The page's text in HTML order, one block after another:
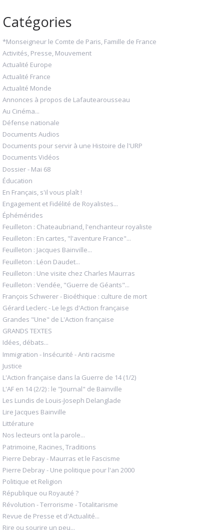
Catégories
*Monseigneur le Comte de Paris, Famille de France
Activités, Presse, Mouvement
Actualité Europe
Actualité France
Actualité Monde
Annonces à propos de Lafautearousseau
Au Cinéma...
Défense nationale
Documents Audios
Documents pour servir à une Histoire de l'URP
Documents Vidéos
Dossier - Mai 68
Éducation
En Français, s'il vous plaît !
Engagement et Fidélité de Royalistes...
Éphémérides
Feuilleton : Chateaubriand, l'enchanteur royaliste
Feuilleton : En cartes, "l'aventure France"...
Feuilleton : Jacques Bainville...
Feuilleton : Léon Daudet...
Feuilleton : Une visite chez Charles Maurras
Feuilleton : Vendée, "Guerre de Géants"...
François Schwerer - Bioéthique : culture de mort
Gérard Leclerc - Le legs d'Action française
Grandes "Une" de L'Action française
GRANDS TEXTES
Idées, débats...
Immigration - Insécurité - Anti racisme
Justice
L'Action française dans la Guerre de 14 (1/2)
L'AF en 14 (2/2) : le "Journal" de Bainville
Les Lundis de Louis-Joseph Delanglade
Lire Jacques Bainville
Littérature
Nos lecteurs ont la parole...
Patrimoine, Racines, Traditions
Pierre Debray - Maurras et le Fascisme
Pierre Debray - Une politique pour l'an 2000
Politique et Religion
République ou Royauté ?
Révolution - Terrorisme - Totalitarisme
Revue de Presse et d'Actualité...
Rire ou sourire un peu...